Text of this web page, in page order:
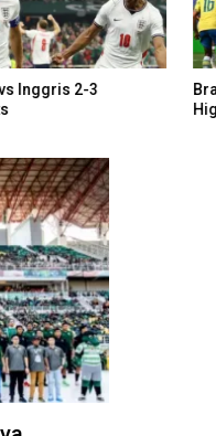
Inggris 2-3